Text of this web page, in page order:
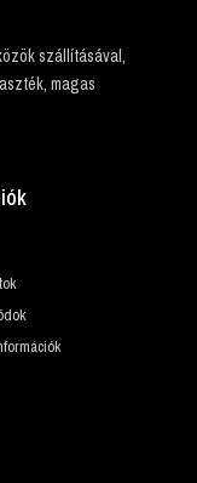
szállításával,
magas